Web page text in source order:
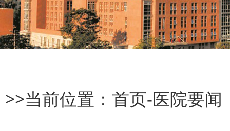
>>当前位置： 首页-医院要闻